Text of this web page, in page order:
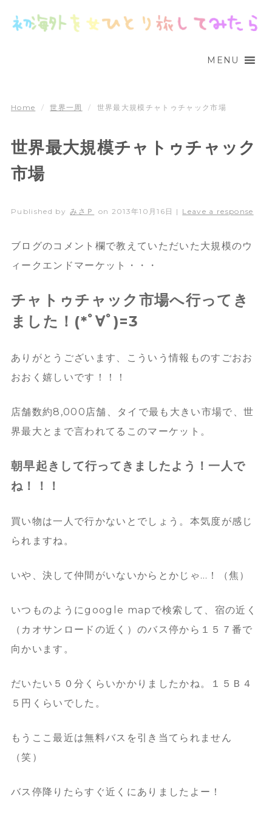
MENU
Home / 世界一周 / 世界最大規模チャトゥチャック市場
世界最大規模チャトゥチャック
市場
Published by みさＰ on 2013年10月16日 | Leave a response
ブログのコメント欄で教えていただいた大規模のウ
ィークエンドマーケット・・・
チャトゥチャック市場へ行ってき
ました！(*ﾟ∀ﾟ)=3
ありがとうございます、こういう情報ものすごおお
おおく嬉しいです！！！
店舗数約8,000店舗、タイで最も大きい市場で、世
界最大とまで言われてるこのマーケット。
朝早起きして行ってきましたよう！一人で
ね！！！
買い物は一人で行かないとでしょう。本気度が感じ
られますね。
いや、決して仲間がいないからとかじゃ…！（焦）
いつものようにgoogle mapで検索して、宿の近く
（カオサンロードの近く）のバス停から１５７番で
向かいます。
だいたい５０分くらいかかりましたかね。１５Ｂ４
５円くらいでした。
もうここ最近は無料バスを引き当てられません
（笑）
バス停降りたらすぐ近くにありましたよー！